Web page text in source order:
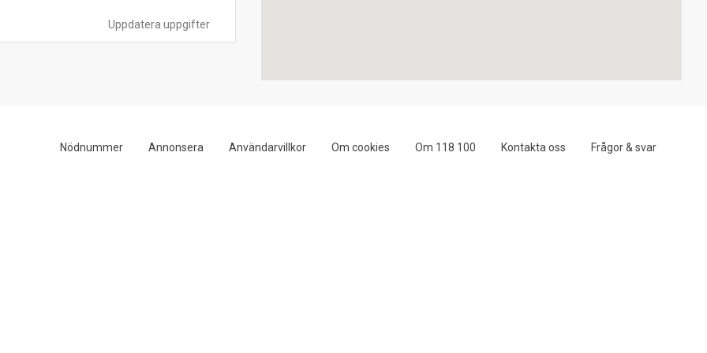
Uppdatera uppgifter
Nödnummer Annonsera Användarvillkor Om cookies Om 118 100 Kontakta oss Frågor & svar